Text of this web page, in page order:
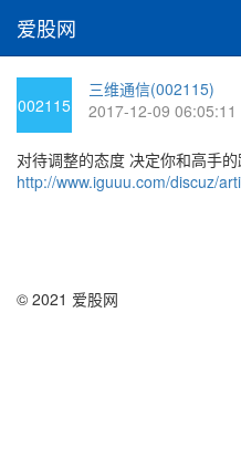
爱股网
002115
三维通信(002115)
2017-12-09 06:05:11
对待调整的态度 决定你和高手
http://www.iguuu.com/discuz/
© 2021 爱股网